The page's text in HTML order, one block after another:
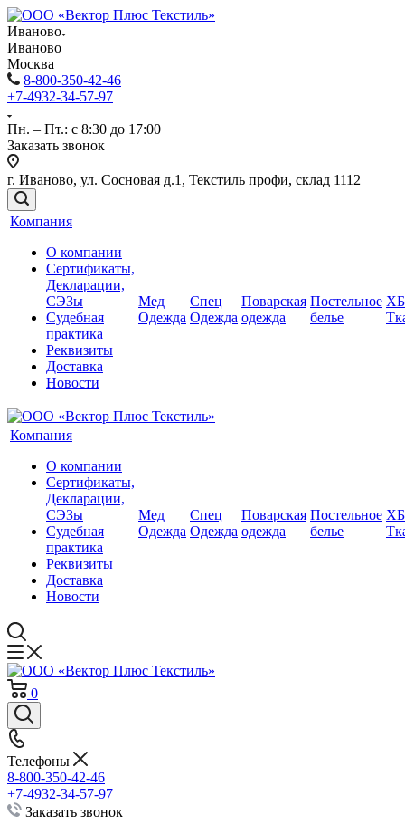
Иваново
Иваново
Москва
8-800-350-42-46
+7-4932-34-57-97
Пн. – Пт.: с 8:30 до 17:00
Заказать звонок
г. Иваново, ул. Сосновая д.1, Текстиль профи, склад 1112
Компания
О компании
Сертификаты,
Декларации,
СЭЗы
Судебная
практика
Реквизиты
Доставка
Новости
Мед
Одежда
Спец
Одежда
Поварская
одежда
Постельное
белье
ХБ
Компания
О компании
Сертификаты,
Декларации,
СЭЗы
Судебная
практика
Реквизиты
Доставка
Новости
Мед
Одежда
Спец
Одежда
Поварская
одежда
Постельное
белье
ХБ
0
Телефоны
8-800-350-42-46
+7-4932-34-57-97
Заказать звонок